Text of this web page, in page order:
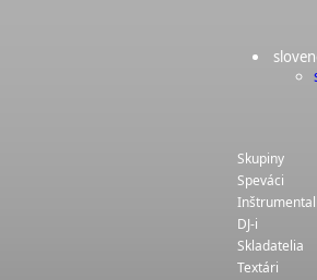
Skupiny
Speváci
DJ-i
Skladatelia
Textári